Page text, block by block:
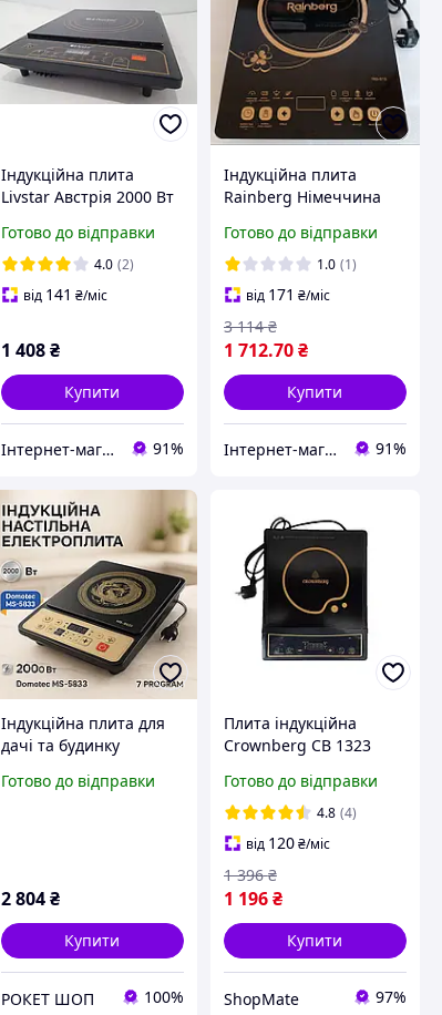
Індукційна плита
Livstar Австрія 2000 Вт
Готово до відправки
4.0 (2)
від 141 ₴/міс
1 408 ₴
Купити
Інтернет-магазин "Техномаг" 91%
Індукційна плита
Rainberg Німеччина
настільна плита
индукционная кухонна
Готово до відправки
1.0 (1)
від 171 ₴/міс
1 712.70₴
3 114 ₴
Купити
Інтернет-магазин "Техномаг" 91%
Індукційна плита для
дачі та будинку
2000Вт, Зручна
Готово до відправки
2 804 ₴
Купити
РОКЕТ ШОП 100%
Плита індукційна
Crownberg CB 1323
Готово до відправки
4.8 (4)
від 120₴/міс
1 196₴
1 396 ₴
Купити
ShopMate 97%